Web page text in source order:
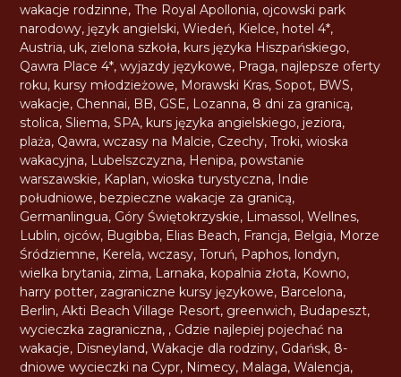
wakacje rodzinne,The Royal Apollonia, ojcowski park
narodowy, język angielski,Wiedeń, Kielce, hotel 4*,
Austria, uk, zielona szkoła, kurs języka Hiszpańskiego,
Qawra Place 4*,wyjazdy językowe, Praga, najlepsze oferty
roku, kursy młodzieżowe, Morawski Kras,Sopot, BWS,
wakacje, Chennai, BB, GSE, Lozanna, 8 dni za granicą,
stolica,Sliema,SPA, kurs języka angielskiego, jeziora,
plaża, Qawra,wczasy na Malcie, Czechy,Troki,wioska
wakacyjna, Lubelszczyzna, Henipa,powstanie
warszawskie, Kaplan,wioska turystyczna, Indie
południowe,bezpieczne wakacje za granicą,
Germanlingua, Góry Świętokrzyskie, Limassol,Wellnes,
Lublin, ojców, Bugibba, Elias Beach, Francja, Belgia, Morze
Śródziemne, Kerela,wczasy,Toruń, Paphos, londyn,
wielka brytania, zima, Larnaka, kopalnia złota, Kowno,
harry potter, zagraniczne kursy językowe, Barcelona,
Berlin,Akti Beach Village Resort, greenwich, Budapeszt,
wycieczka zagraniczna, , Gdzie najlepiej pojechać na
wakacje, Disneyland,Wakacje dla rodziny, Gdańsk, 8-
dniowe wycieczki na Cypr, Nimecy, Malaga,Walencja,